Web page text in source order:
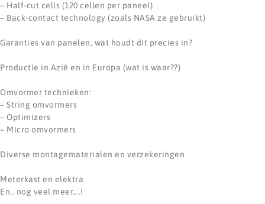
– Half-cut cells (120 cellen per paneel)
– Back-contact technology (zoals NASA ze gebruikt)
Garanties van panelen, wat houdt dit precies in?
Productie in Azië en in Europa (wat is waar??)
Omvormer technieken:
– String omvormers
– Optimizers
– Micro omvormers
Diverse montagematerialen en verzekeringen
Meterkast en elektra
En.. nog veel meer….!